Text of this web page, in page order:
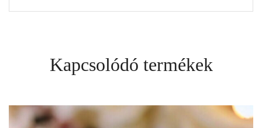
Kapcsolódó termékek